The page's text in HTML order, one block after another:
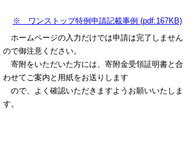
※ ワンストップ特例申請記載事例 (pdf:167KB)
ホームページの入力だけでは申請は完了しません
ので御注意ください。
寄附をいただいた方には、寄附金受領証明書と合
わせてご案内と用紙をお送りします
ので、よく確認いただきますようお願いいたしま
す。